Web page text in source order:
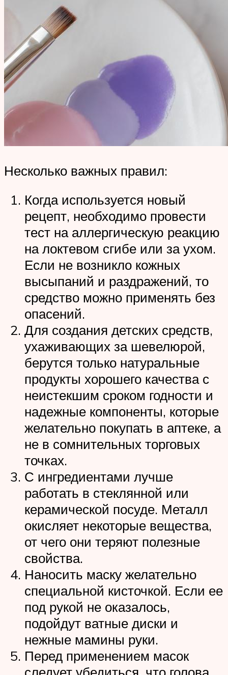
Несколько важных правил:
Когда используется новый
рецепт, необходимо провести
тест на аллергическую реакцию
на локтевом сгибе или за ухом.
Если не возникло кожных
высыпаний и раздражений, то
средство можно применять без
опасений.
Для создания детских средств,
ухаживающих за шевелюрой,
берутся только натуральные
продукты хорошего качества с
неистекшим сроком годности и
надежные компоненты, которые
желательно покупать в аптеке, а
не в сомнительных торговых
точках.
С ингредиентами лучше
работать в стеклянной или
керамической посуде. Металл
окисляет некоторые вещества,
от чего они теряют полезные
свойства.
Наносить маску желательно
специальной кисточкой. Если ее
под рукой не оказалось,
подойдут ватные диски и
нежные мамины руки.
Перед применением масок